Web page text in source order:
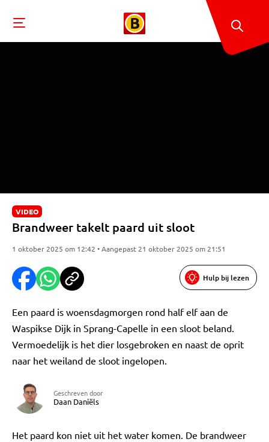
VIDEO
Brandweer takelt paard uit sloot
1 oktober 2025 om 12:42 • Aangepast 21 oktober 2025 om 21:51
Hulp bij lezen
Een paard is woensdagmorgen rond half elf aan de
Waspikse Dijk in Sprang-Capelle in een sloot beland.
Vermoedelijk is het dier losgebroken en naast de oprit
naar het weiland de sloot ingelopen.
Geschreven door
Daan Daniëls
Het paard kon niet uit het water komen. De brandweer